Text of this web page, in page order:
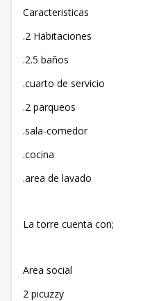
Caracteristicas
.2 Habitaciones
.2.5 baños
.cuarto de servicio
.2 parqueos
.sala-comedor
.cocina
.area de lavado
La torre cuenta con;
Area social
2 picuzzy